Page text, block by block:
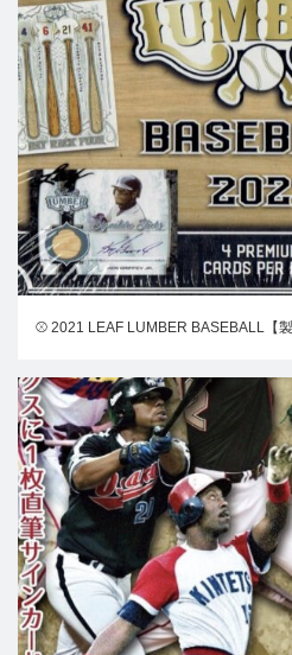
⚾ 2021 LEAF LUMBER BASEBALL【製